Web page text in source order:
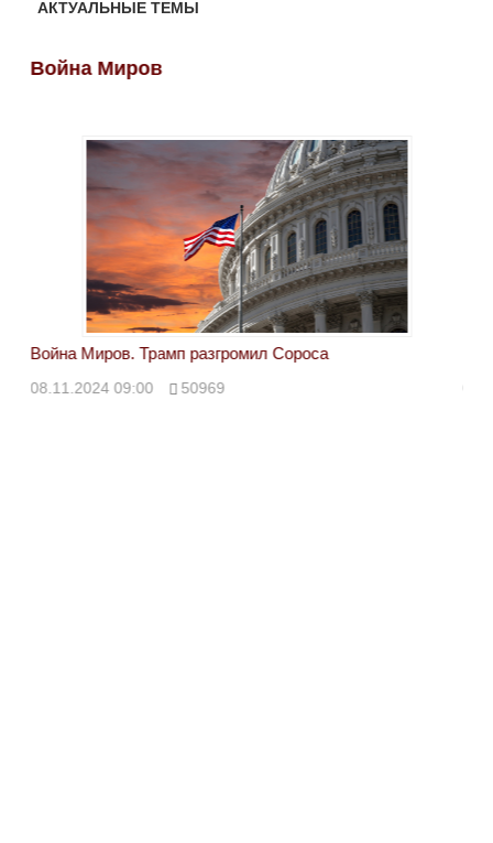
АКТУАЛЬНЫЕ ТЕМЫ
Война Миров
Война Миров. Трамп разгромил Сороса
08.11.2024 09:00 50969